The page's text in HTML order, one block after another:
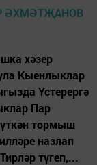
хәзер
Кыенлыклар
Үстерергә
Пар
үткән тормыш
назлап
түгеп,...